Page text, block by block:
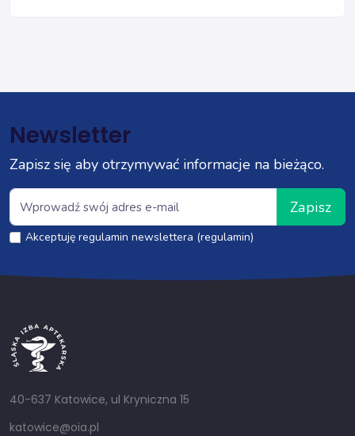
Newsletter
Zapisz się aby otrzymywać informacje na bieżąco.
Zapisz
Akceptuję regulamin newslettera (regulamin)
40-637 Katowice, ul Kryniczna 15
katowice@oia.pl